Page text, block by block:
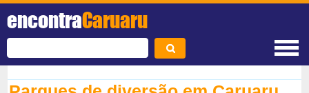
encontraCaruaru